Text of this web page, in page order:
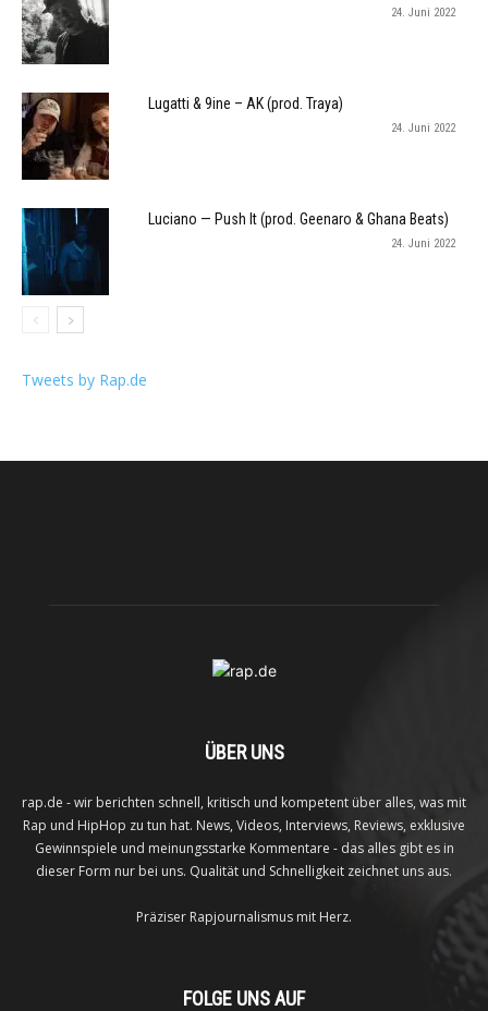
24. Juni 2022
Lugatti & 9ine – AK (prod. Traya)
24. Juni 2022
Luciano — Push It (prod. Geenaro & Ghana Beats)
24. Juni 2022
Tweets by Rap.de
ÜBER UNS
rap.de - wir berichten schnell, kritisch und kompetent über alles, was mit
Rap und HipHop zu tun hat. News, Videos, Interviews, Reviews, exklusive
Gewinnspiele und meinungsstarke Kommentare - das alles gibt es in
dieser Form nur bei uns. Qualität und Schnelligkeit zeichnet uns aus.
Präziser Rapjournalismus mit Herz.
FOLGE UNS AUF